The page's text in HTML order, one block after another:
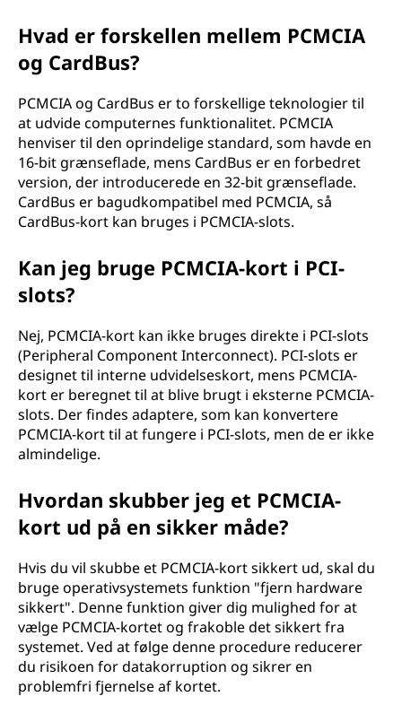
Hvad er forskellen mellem PCMCIA
og CardBus?
PCMCIA og CardBus er to forskellige teknologier til
at udvide computernes funktionalitet. PCMCIA
henviser til den oprindelige standard, som havde en
16-bit grænseflade, mens CardBus er en forbedret
version, der introducerede en 32-bit grænseflade.
CardBus er bagudkompatibel med PCMCIA, så
CardBus-kort kan bruges i PCMCIA-slots.
Kan jeg bruge PCMCIA-kort i PCI-
slots?
Nej, PCMCIA-kort kan ikke bruges direkte i PCI-slots
(Peripheral Component Interconnect). PCI-slots er
designet til interne udvidelseskort, mens PCMCIA-
kort er beregnet til at blive brugt i eksterne PCMCIA-
slots. Der findes adaptere, som kan konvertere
PCMCIA-kort til at fungere i PCI-slots, men de er ikke
almindelige.
Hvordan skubber jeg et PCMCIA-
kort ud på en sikker måde?
Hvis du vil skubbe et PCMCIA-kort sikkert ud, skal du
bruge operativsystemets funktion "fjern hardware
sikkert". Denne funktion giver dig mulighed for at
vælge PCMCIA-kortet og frakoble det sikkert fra
systemet. Ved at følge denne procedure reducerer
du risikoen for datakorruption og sikrer en
problemfri fjernelse af kortet.